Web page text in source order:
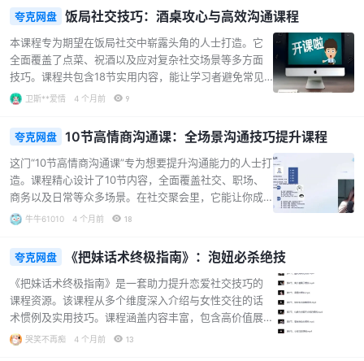
传授高效的交流方法，提升表达能力与倾听技巧，促进
良好的人际关系建立；形象管理部分，则从外在穿搭、
妆容到内在气质培养，给予全面指导。通过系统学习本
课程，学员能够掌握有效的自我展示方式，大幅增强个
人吸引力，无论是在日常社交还是重要场合，都能自信
表达。其独特价值在于全方位的个人提升培养方案，助
活的升华。...
夸克网盘 饭局社交技巧：酒桌攻心与高效沟通课程
本课程专为期望在饭局社交中崭露头角的人士打造。它
全面覆盖了点菜、祝酒以及应对复杂社交场景等多方面
技巧。课程共包含18节实用内容，能让学习者避免常见
的社交禁忌，掌握用言语打动人心的方法，巧妙处理饭
养，还是私人聚会中增进情感交流，本课程都能助力你
成为饭局焦点，提升个人社交影响力，使每一次饭局都
成为展现魅力的绝佳机会。从巧妙点菜节省开支，到把
握时机点燃饭局氛围；从化解尴尬的隐私话题，到应对
复杂的人情世故，课程内容丰富且实用，帮助你在饭局
社交中游刃有余。...
卫斯**爱情 4 个月前 9
夸克网盘 10节高情商沟通课：全场景沟通技巧提升课程
这门“10节高情商沟通课”专为想要提升沟通能力的人士打
造。课程精心设计了10节内容，全面覆盖社交、职场、
商务以及日常等众多场景。在社交聚会里，它能让你成
为焦点，展现独特魅力；在职场中，助力你如鱼得水，
高情商沟通技巧，达成理想的合作成果。课程通过生动
的讲解与实际案例分析，传授高情商沟通的方法和策
略，帮助学员克服社交恐惧，让每个人都能在不同环境
下运用恰当的沟通技巧。无论是渴望提升社交能力的爱
好者，还是希望在职场中更进一步的职场人士，都能从
本课程中收获满满，有效提升个人的沟通能力与社交魅
牛牛61010 4 个月前 18
夸克网盘 《把妹话术终极指南》：泡妞必杀绝技
《把妹话术终极指南》是一套助力提升恋爱社交技巧的
课程资源。该课程从多个维度深入介绍与女性交往的话
术惯例及实用技巧。课程涵盖内容丰富，包含高价值展
示惯例，帮助学习者展现自身魅力；有化解约会聊天冷
哭笑不再痴 4 个月前 13